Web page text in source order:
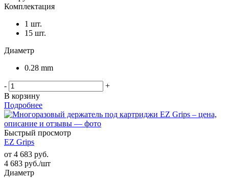
Комплектация
1 шт.
15 шт.
Диаметр
0.28 mm
-
+
В корзину
Подробнее
Быстрый просмотр
EZ Grips
от 4 683 руб.
4 683 руб./шт
Диаметр